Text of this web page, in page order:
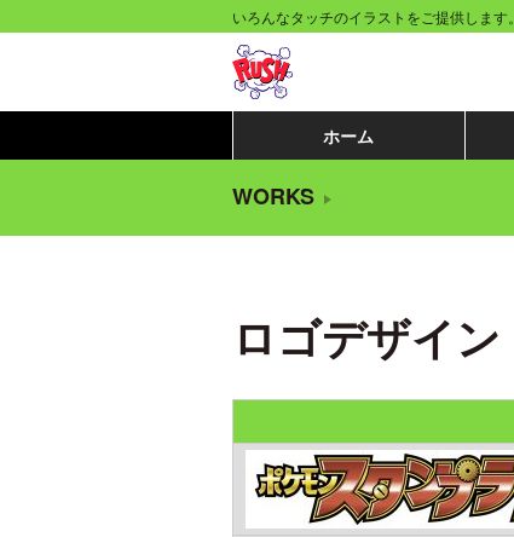
いろんなタッチのイラストをご提供します。
ホーム
WORKS
ロゴデザイン